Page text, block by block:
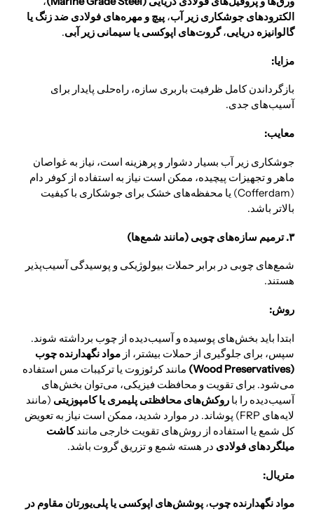
الکترودهای جوشکاری زیر آب، پیچ و مهره‌های فولادی ضد زنگ یا
گالوانیزه دریایی،گروت‌های اپوکسی یا سیمانی زیر آبی.
مزایا:
بازگرداندن کامل ظرفیت باربری سازه، راه‌حلی پایدار برای
آسیب‌های جدی.
معایب:
جوشکاری زیر آب بسیار دشوار و پرهزینه است، نیاز به غواصان
ماهر و تجهیزات پیچیده، ممکن است نیاز به استفاده از کوفر دام
(Cofferdam) یا محفظه‌های خشک برای جوشکاری با کیفیت
بالاتر باشد.
۳. ترمیم سازه‌های چوبی (مانند شمع‌ها)
شمع‌های چوبی در برابر حملات بیولوژیکی و پوسیدگی آسیب‌پذیر
هستند.
روش:
ابتدا باید بخش‌های پوسیده و آسیب‌دیده از چوب برداشته شوند.
سپس، برای جلوگیری از حملات بیشتر، از مواد نگهدارنده چوب
(Wood Preservatives)
مانند کرئوزوت یا ترکیبات مس استفاده
می‌شود. برای تقویت و محافظت فیزیکی، می‌توان بخش‌های
آسیب‌دیده را با روکش‌های محافظتی پلیمری یا کامپوزیتی (مانند
لایه‌های FRP) پوشاند. در موارد شدید، ممکن است نیاز به تعویض
کل شمع یا استفاده از روش‌های تقویت خارجی مانندکاشت
میلگردهای فولادی در هسته شمع و تزریق گروت باشد.
متریال:
مواد نگهدارنده چوب، پوشش‌های اپوکسی یا پلی‌یورتان مقاوم در